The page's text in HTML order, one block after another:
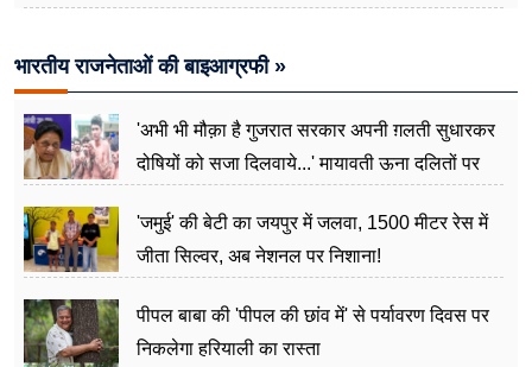
भारतीय राजनेताओं की बाइआग्रफी »
'अभी भी मौक़ा है गुजरात सरकार अपनी ग़लती सुधारकर
दोषियों को सजा दिलवाये...' मायावती ऊना दलितों पर
'जमुई' की बेटी का जयपुर में जलवा, 1500 मीटर रेस में
जीता सिल्वर, अब नेशनल पर निशाना!
पीपल बाबा की 'पीपल की छांव में' से पर्यावरण दिवस पर
निकलेगा हरियाली का रास्ता